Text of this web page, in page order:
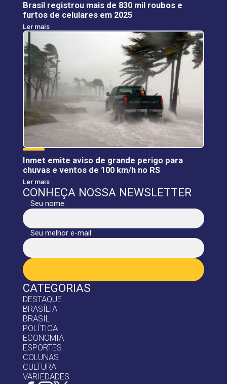
CATEGORIAS
DESTAQUE
BRASÍLIA
BRASIL
POLÍTICA
ECONOMIA
ESPORTES
COLUNAS
CULTURA
VARIEDADES
Brasil registrou mais de 830 mil roubos e
furtos de celulares em 2025
Ler mais
Inmet emite aviso de grande perigo para
chuvas e ventos de 100 km/h no RS
Ler mais
CONHEÇA NOSSA NEWSLETTER
Seu nome:
Seu melhor e-mail: